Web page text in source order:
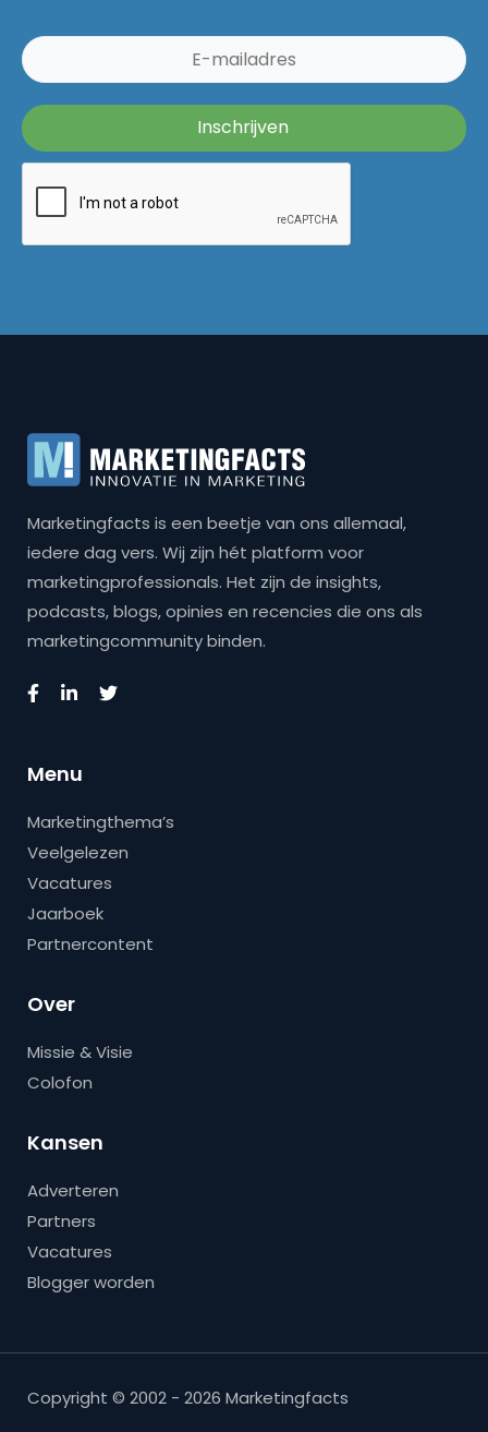
Marketingfacts is een beetje van ons allemaal,
iedere dag vers. Wij zijn hét platform voor
marketingprofessionals. Het zijn de insights,
podcasts, blogs, opinies en recencies die ons als
marketingcommunity binden.
Menu
Marketingthema’s
Veelgelezen
Vacatures
Jaarboek
Partnercontent
Over
Missie & Visie
Colofon
Kansen
Adverteren
Partners
Vacatures
Blogger worden
Copyright © 2002 - 2026 Marketingfacts